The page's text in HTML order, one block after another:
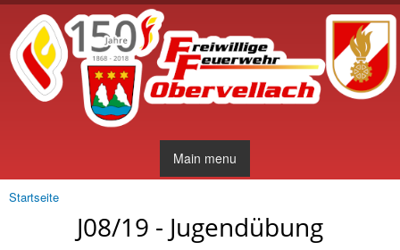
Direkt
zum
Inhalt
Main menu
Sie sind hier
Startseite
J08/19 - Jugendübung